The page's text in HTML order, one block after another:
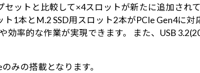
セットと比較して×4スロットが新たに追加さ
1本とM.2 SSD用スロット2本がPCIe Gen4に
効率的な作業が実現できます。 また、USB
みの搭載となります。